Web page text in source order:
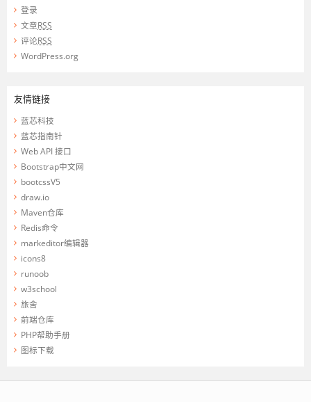
登录
文章RSS
评论RSS
WordPress.org
友情链接
蓝芯科技
蓝芯指南针
Web API 接口
Bootstrap中文网
bootcssV5
draw.io
Maven仓库
Redis命令
markeditor编辑器
icons8
runoob
w3school
旅舍
前端仓库
PHP帮助手册
图标下载